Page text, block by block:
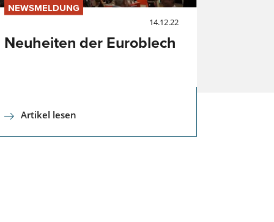
NEWSMELDUNG
14.12.22
Neuheiten der Euroblech
Artikel lesen